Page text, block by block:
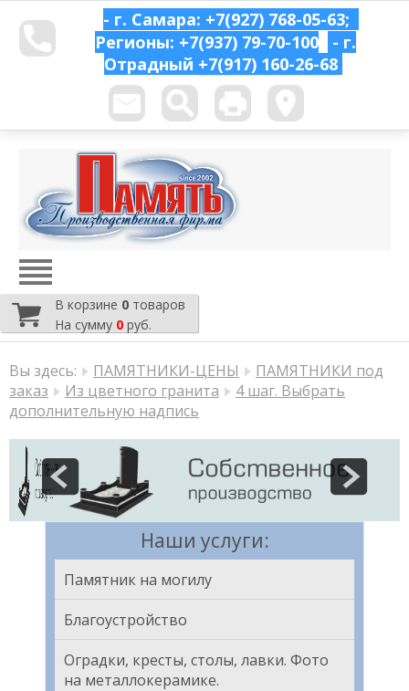
- г. Самара: +7(927) 768-05-63;
Регионы: +7(937) 79-70-100
- г.
Отрадный +7(917) 160-26-68
В корзине 0 товаров
На сумму 0 руб.
Вы здесь: ПАМЯТНИКИ-ЦЕНЫ
ПАМЯТНИКИ под
заказ
Из цветного гранита
4 шаг. Выбрать
дополнительную надпись
Наши услуги:
Памятник на могилу
Благоустройство
Оградки, кресты, столы, лавки. Фото
на металлокерамике.